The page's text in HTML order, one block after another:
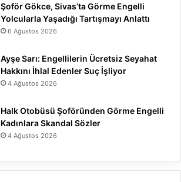
Şoför Gökce, Sivas’ta Görme Engelli
Yolcularla Yaşadığı Tartışmayı Anlattı
6 Ağustos 2026
Ayşe Sarı: Engellilerin Ücretsiz Seyahat
Hakkını İhlal Edenler Suç İşliyor
4 Ağustos 2026
Halk Otobüsü Şoföründen Görme Engelli
Kadınlara Skandal Sözler
4 Ağustos 2026